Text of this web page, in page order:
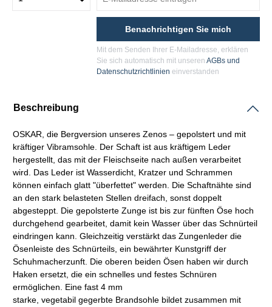
Benachrichtigen Sie mich
Mit dem Senden Ihrer E-Mailadresse, erklären
Sie sich automatisch mit unserenAGBs und
Datenschutzrichtlinien einverstanden
Beschreibung
OSKAR, die Bergversion unseres Zenos – gepolstert und mit
kräftiger Vibramsohle. Der Schaft ist aus kräftigem Leder
hergestellt, das mit der Fleischseite nach außen verarbeitet
wird . Das Leder ist Wasserdicht, Kratzer und Schrammen
können einfach glatt "überfettet" werden. Die Schaftnähte sind
an den stark belasteten Stellen dreifach, sonst doppelt
abgesteppt. Die gepolsterte Zunge ist bis zur fünften Öse hoch
durchgehend gearbeitet, damit kein Wasser über das Schnürteil
eindringen kann. Gleichzeitig verstärkt das Zungenleder die
Ösenleiste des Schnürteils, ein bewährter Kunstgriff der
Schuhmacherzunft. Die oberen beiden Ösen haben wir durch
Haken ersetzt, die ein schnelles und festes Schnüren
ermöglichen. Eine fast 4 mm
starke, vegetabil gegerbte Brandsohle bildet zusammen mit